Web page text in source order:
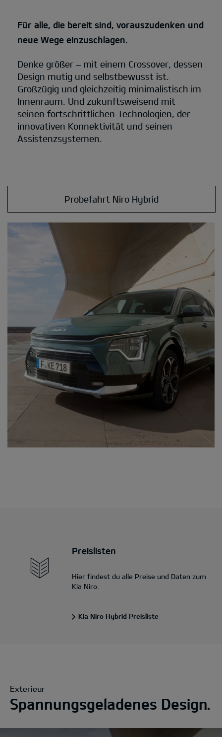
Für alle, die bereit sind, vorauszudenken und
neue Wege einzuschlagen.
Denke größer – mit einem Crossover, dessen
Design mutig und selbstbewusst ist.
Großzügig und gleichzeitig minimalistisch im
Innenraum. Und zukunftsweisend mit
seinen fortschrittlichen Technologien, der
innovativen Konnektivität und seinen
Assistenzsystemen.
Probefahrt Niro Hybrid
Preislisten
Hier findest du alle Preise und Daten zum
Kia Niro.
Kia Niro Hybrid Preisliste
Exterieur
Spannungsgeladenes Design.